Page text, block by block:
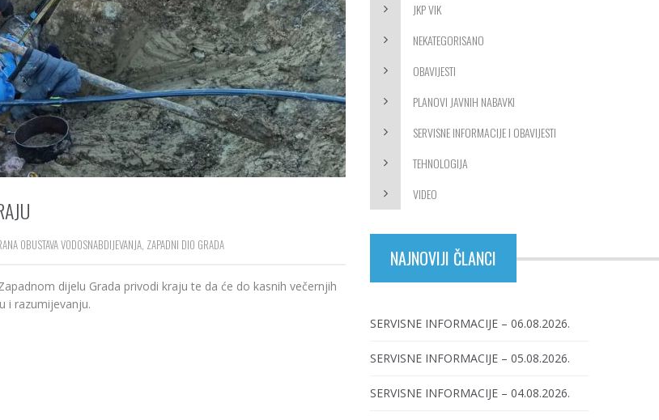
OBUSTAVA VODOSNABDIJEVANJA, ZAPADNI DIO GRADA
dijelu Grada privodi kraju te da će do kasnih večernjih
i razumijevanju.
JKP VIK
NEKATEGORISANO
OBAVIJESTI
PLANOVI JAVNIH NABAVKI
SERVISNE INFORMACIJE I OBAVIJESTI
TEHNOLOGIJA
VIDEO
NAJNOVIJI ČLANCI
SERVISNE INFORMACIJE – 06.08.2026.
SERVISNE INFORMACIJE – 05.08.2026.
SERVISNE INFORMACIJE – 04.08.2026.